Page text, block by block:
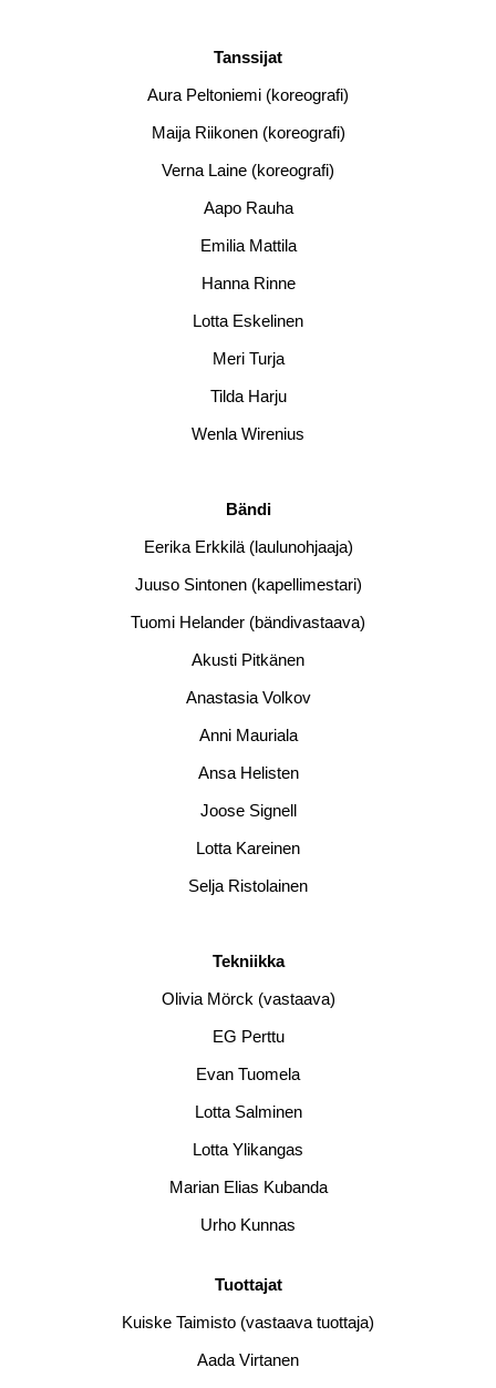
Tanssijat
Aura Peltoniemi (koreografi)
Maija Riikonen (koreografi)
Verna Laine (koreografi)
Aapo Rauha
Emilia Mattila
Hanna Rinne
Lotta Eskelinen
Meri Turja
Tilda Harju
Wenla Wirenius
Bändi
Eerika Erkkilä (laulunohjaaja)
Juuso Sintonen (kapellimestari)
Tuomi Helander (bändivastaava)
Akusti Pitkänen
Anastasia Volkov
Anni Mauriala
Ansa Helisten
Joose Signell
Lotta Kareinen
Selja Ristolainen
Tekniikka
Olivia Mörck (vastaava)
EG Perttu
Evan Tuomela
Lotta Salminen
Lotta Ylikangas
Marian Elias Kubanda
Urho Kunnas
Tuottajat
Kuiske Taimisto (vastaava tuottaja)
Aada Virtanen